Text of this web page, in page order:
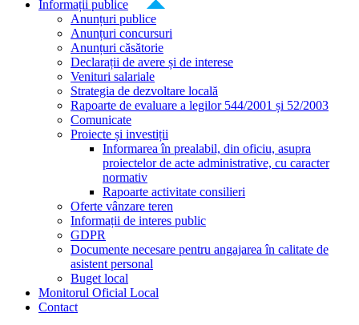
Informații publice
Anunțuri publice
Anunțuri concursuri
Anunțuri căsătorie
Declarații de avere și de interese
Venituri salariale
Strategia de dezvoltare locală
Rapoarte de evaluare a legilor 544/2001 și 52/2003
Comunicate
Proiecte și investiții
Informarea în prealabil, din oficiu, asupra
proiectelor de acte administrative, cu caracter
normativ
Rapoarte activitate consilieri
Oferte vânzare teren
Informații de interes public
GDPR
Documente necesare pentru angajarea în calitate de
asistent personal
Buget local
Monitorul Oficial Local
Contact